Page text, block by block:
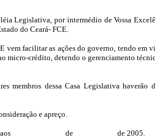
Legislativa, por intermédio de Vossa
do Ceará- FCE.
vem facilitar as ações do governo, tendo em
micro-crédito, detendo o gerenciamento
membros dessa Casa Legislativa
e apreço.
de de 2005.